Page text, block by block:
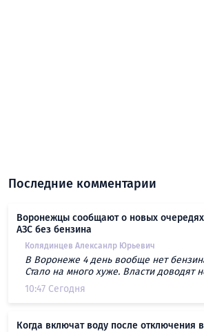
Последние комментарии
Воронежцы сообщают о новых
АЗС без бензина
Колядинцев Алексанлр Юрьевич
В Воронеже 4 день вообще нет
Стало на много хуже. Власти доводят
10:47 Сегодня
Когда включат воду после отключения